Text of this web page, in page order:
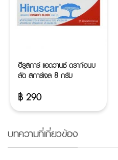
ฮีรูสการ์ แอดวานซ์ ดราก้อนบ
ลัด สการ์เจล 8 กรัม
฿290
บทความที่เกี่ยวข้อง